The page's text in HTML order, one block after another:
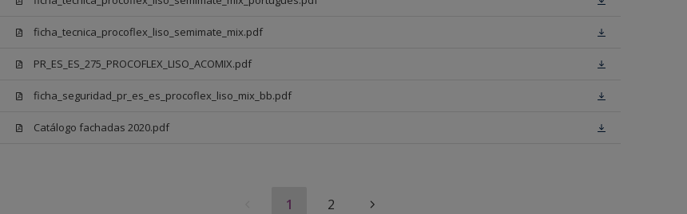
ficha_tecnica_procoflex_liso_semimate_mix.pdf
PR_ES_ES_275_PROCOFLEX_LISO_ACOMIX.pdf
ficha_seguridad_pr_es_es_procoflex_liso_mix_bb.pdf
Catálogo fachadas 2020.pdf
1 2